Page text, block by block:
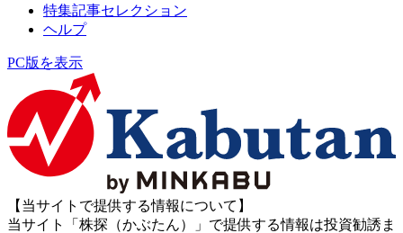
特集記事セレクション
ヘルプ
PC版を表示
【当サイトで提供する情報について】
当サイト「株探（かぶたん）」で提供する情報は投資勧誘ま